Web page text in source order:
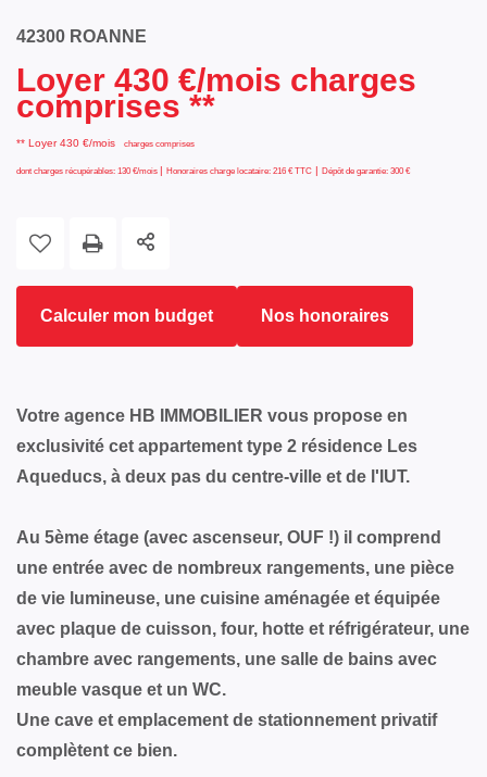
42300 ROANNE
Loyer 430 €/mois charges
comprises **
** Loyer 430 €/mois charges comprises
dont charges récupérables: 130 €/mois | Honoraires charge locataire: 216 € TTC | Dépôt de garantie: 300 €
Calculer mon budget Nos honoraires
Votre agence HB IMMOBILIER vous propose en
exclusivité cet appartement type 2 résidence Les
Aqueducs, à deux pas du centre-ville et de l'IUT.
Au 5ème étage (avec ascenseur, OUF !) il comprend
une entrée avec de nombreux rangements, une pièce
de vie lumineuse, une cuisine aménagée et équipée
avec plaque de cuisson, four, hotte et réfrigérateur, une
chambre avec rangements, une salle de bains avec
meuble vasque et un WC.
Une cave et emplacement de stationnement privatif
complètent ce bien.